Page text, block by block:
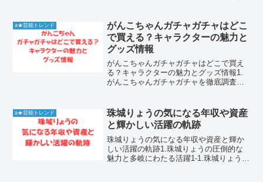
と確かな実力に裏打ちされたものです。
グループ加入から...
a★芸能トレンド
がんこちゃんガチャガチャはどこ
で買える？キャラクターの魅力と
グッズ情報
がんこちゃんガチャガチャはどこで買え
る？キャラクターの魅力とグッズ情報1.
がんこちゃんガチャガチャを徹底調査！
んガチャガチャを探している場合、全国
のガシャポン専...
a★芸能トレンド
珠城りょうの気になる年収や資産
と輝かしい活躍の軌跡
珠城りょうの気になる年収や資産と輝か
しい活躍の軌跡1.珠城りょうの圧倒的な
魅力と多岐にわたる活躍1-1.珠城りょうが